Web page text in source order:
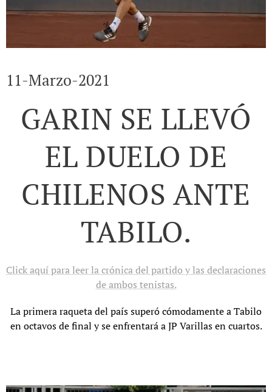
11-Marzo-2021
GARIN SE LLEVÓ
EL DUELO DE
CHILENOS ANTE
TABILO.
Click aquí para leer la crónica del partido y las declaraciones
de ambos tenistas.
La primera raqueta del país superó cómodamente a Tabilo
en octavos de final y se enfrentará a JP Varillas en cuartos.